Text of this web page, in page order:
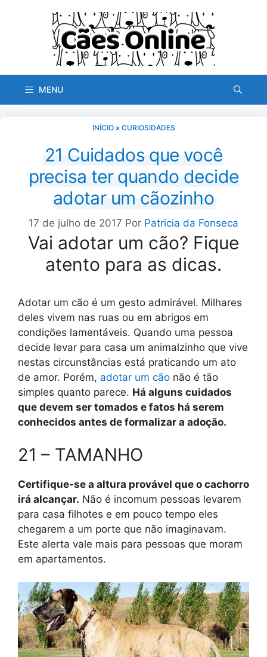
MENU
INÍCIO» CURIOSIDADES
21 Cuidados que você
precisa ter quando decide
adotar um cãozinho
17 de julho de 2017 Por Patricia da Fonseca
Vai adotar um cão? Fique
atento para as dicas.
Adotar um cão é um gesto admirável. Milhares
deles vivem nas ruas ou em abrigos em
condições lamentáveis. Quando uma pessoa
decide levar para casa um animalzinho que vive
nestas circunstâncias está praticando um ato
de amor. Porém, adotar um cão não é tão
simples quanto parece. Há alguns cuidados
que devem ser tomados e fatos há serem
conhecidos antes de formalizar a adoção.
21 – TAMANHO
Certifique-se a altura provável que o cachorro
irá alcançar. Não é incomum pessoas levarem
para casa filhotes e em pouco tempo eles
chegarem a um porte que não imaginavam.
Este alerta vale mais para pessoas que moram
em apartamentos.